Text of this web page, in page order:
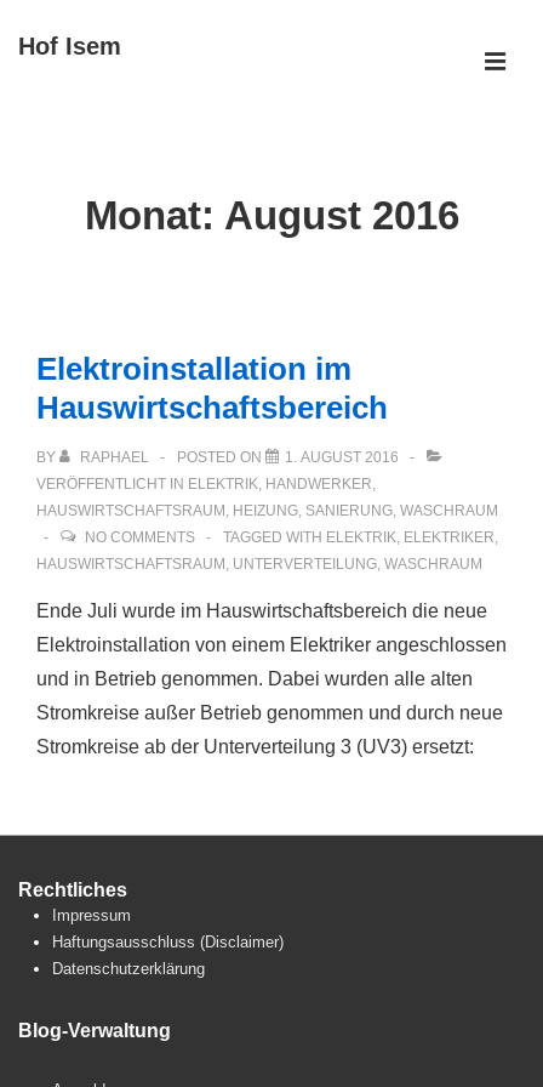
ZumHof Isem
Monat: August 2016
Elektroinstallation im
Hauswirtschaftsbereich
BY RAPHAEL POSTED ON
1. AUGUST 2016
VERÖFFENTLICHT IN ELEKTRIK, HANDWERKER,
HAUSWIRTSCHAFTSRAUM , HEIZUNG, SANIERUNG, WASCHRAUM
NO COMMENTS
TAGGED WITH ELEKTRIK, ELEKTRIKER,
HAUSWIRTSCHAFTSRAUM , UNTERVERTEILUNG, WASCHRAUM
Ende Juli wurde im Hauswirtschaftsbereich die neue
Elektroinstallation von einem Elektriker angeschlossen
und in Betrieb genommen. Dabei wurden alle alten
Stromkreise außer Betrieb genommen und durch neue
Stromkreise ab der Unterverteilung 3 (UV3) ersetzt:
Rechtliches
Impressum
Haftungsausschluss (Disclaimer)
Datenschutzerklärung
Blog-Verwaltung